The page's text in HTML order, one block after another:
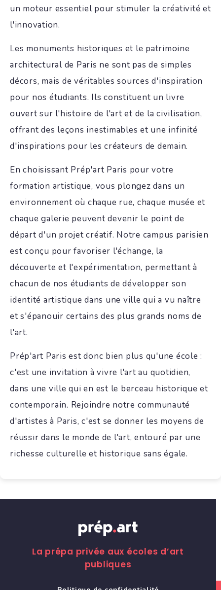
un moteur essentiel pour stimuler la créativité et
l'innovation.
Les monuments historiques et le patrimoine
architectural de Paris ne sont pas de simples
décors, mais de véritables sources d'inspiration
pour nos étudiants. Ils constituent un livre
ouvert sur l'histoire de l'art et de la civilisation,
offrant des leçons inestimables et une infinité
d'inspirations pour les créateurs de demain.
En choisissant Prép'art Paris pour votre
formation artistique, vous plongez dans un
environnement où chaque rue, chaque musée et
chaque galerie peuvent devenir le point de
départ d'un projet créatif. Notre campus parisien
est conçu pour favoriser l'échange, la
découverte et l'expérimentation, permettant à
chacun de nos étudiants de développer son
identité artistique dans une ville qui a vu naître
et s'épanouir certains des plus grands noms de
l'art.
Prép'art Paris est donc bien plus qu'une école :
c'est une invitation à vivre l'art au quotidien,
dans une ville qui en est le berceau historique et
contemporain. Rejoindre notre communauté
d'artistes à Paris, c'est se donner les moyens de
réussir dans le monde de l'art, entouré par une
richesse culturelle et historique sans égale.
La prépa privée aux écoles d’art
publiques